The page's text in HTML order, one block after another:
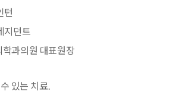
턴
지던트
과의원 대표원장
있는 치료.